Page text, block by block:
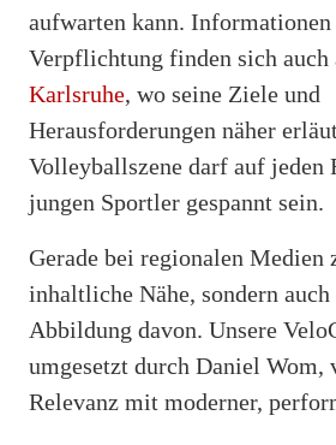
aufwarten kann. Informationen
Verpflichtung finden sich auch
Karlsruhe, wo seine Ziele und
Herausforderungen näher
Volleyballszene darf auf jeden
jungen Sportler gespannt sein.
Gerade bei regionalen Medien
inhaltliche Nähe, sondern
Abbildung davon. Unsere
umgesetzt durch Daniel Wom,
Relevanz mit moderner,